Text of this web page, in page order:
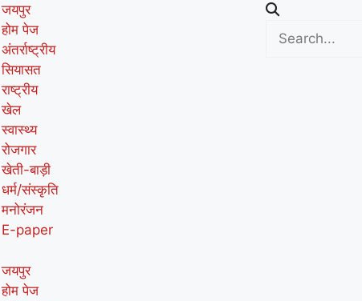
जयपुर
होम पेज
अंतर्राष्ट्रीय
सियासत
राष्ट्रीय
खेल
स्वास्थ्य
रोजगार
खेती-बाड़ी
धर्म/संस्कृति
मनोरंजन
E-paper
जयपुर
होम पेज